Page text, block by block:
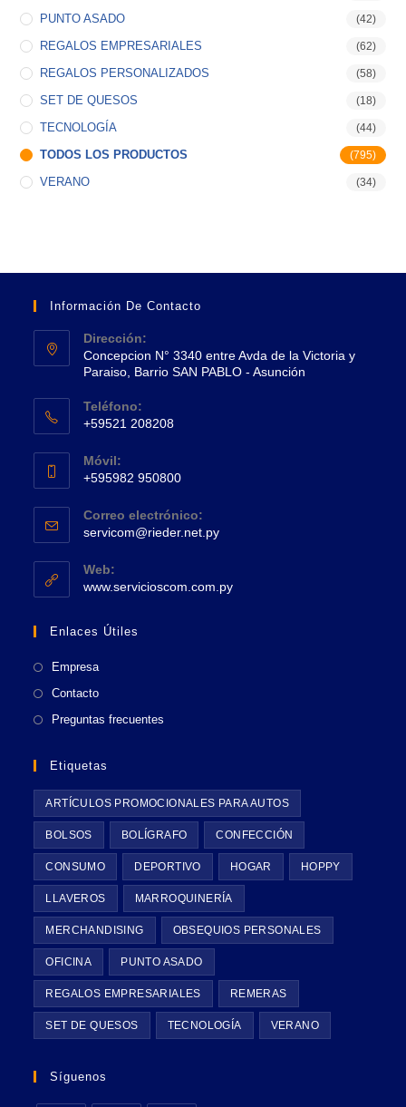
PUNTO ASADO (42)
REGALOS EMPRESARIALES (62)
REGALOS PERSONALIZADOS (58)
SET DE QUESOS (18)
TECNOLOGÍA (44)
TODOS LOS PRODUCTOS (795)
VERANO (34)
Información De Contacto
Dirección:
Concepcion N° 3340 entre Avda de la Victoria y
Paraiso, Barrio SAN PABLO - Asunción
abre
una
nueva
Teléfono:
+59521 208208
abre
en
tu
aplicación
Móvil:
+595982 950800
abre
en
tu
aplicación
Correo electrónico:
servicom@rieder.net.pySe
aplicación
Web:
www.servicioscom.com.pySe
Enlaces Útiles
Empresa
Contacto
Preguntas frecuentes
Etiquetas
ARTÍCULOS PROMOCIONALES PARA AUTOS
BOLSOS BOLÍGRAFO CONFECCIÓN
CONSUMO DEPORTIVO HOGAR HOPPY
LLAVEROS MARROQUINERÍA
MERCHANDISING OBSEQUIOS PERSONALES
OFICINA PUNTO ASADO
REGALOS EMPRESARIALES REMERAS
SET DE QUESOS TECNOLOGÍA VERANO
Síguenos